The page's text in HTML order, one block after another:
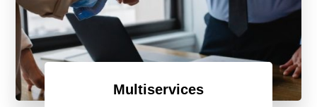
Multiservices